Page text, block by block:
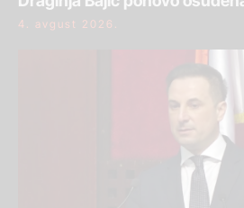
4. avgust 2026.